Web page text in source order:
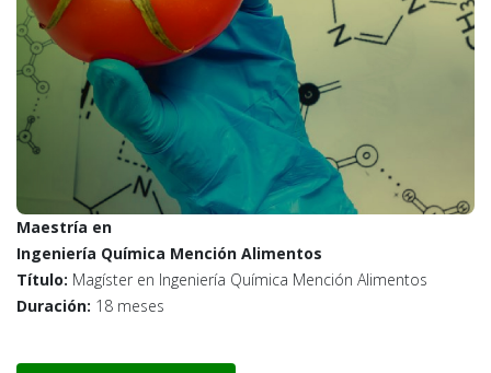
Maestría en
Ingeniería Química Mención Alimentos
Título: Magíster en Ingeniería Química Mención Alimentos
Duración: 18 meses